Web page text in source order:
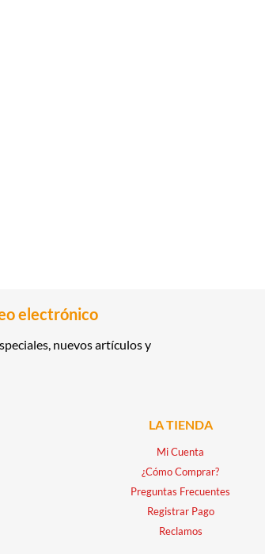
electrónico
nuevos artículos y
LA TIENDA
Mi Cuenta
¿Cómo Comprar?
Preguntas Frecuentes
Registrar Pago
Reclamos